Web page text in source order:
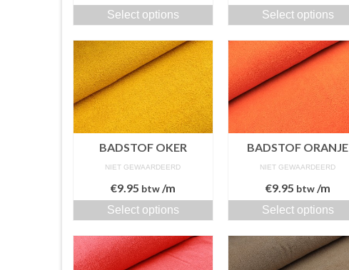
Select options Select options
BADSTOF OKER
NIET GEWAARDEERD
€9.95 btw/m
Select options
BADSTOF ORANJE
NIET GEWAARDEERD
€9.95 btw/m
Select options